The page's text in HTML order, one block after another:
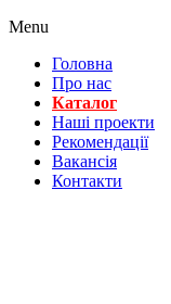
Menu
Головна
Про нас
Каталог
Нашi проекти
Рекомендації
Вакансiя
Контакти